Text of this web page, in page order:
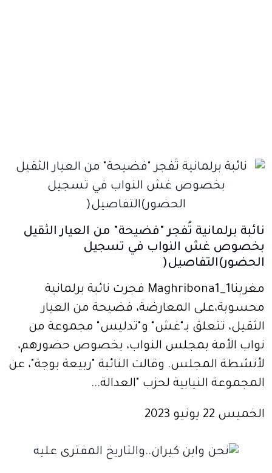
نائبة برلمانية تُفجر "فضيحة" من العيار الثقيل
بخصوص غش النواب في تسجيل
الحضور)التفاصيل(
مغربنا1_Maghribona1 فجرت نائبة برلمانية
محسوبة،على المعارضة، فضيحة من العيار
الثقيل، تتعلق بـ"غش" و"تدليس" مجموعة من
نواب الأمة بمجلس النواب، بخصوص حضورهم،
لأنشطة المجلس. وقالت النائبة "ربيعة بوجة"، عن
المجموعة النيابية لحزب "العدالة...
الخميس 22 يونيو 2023